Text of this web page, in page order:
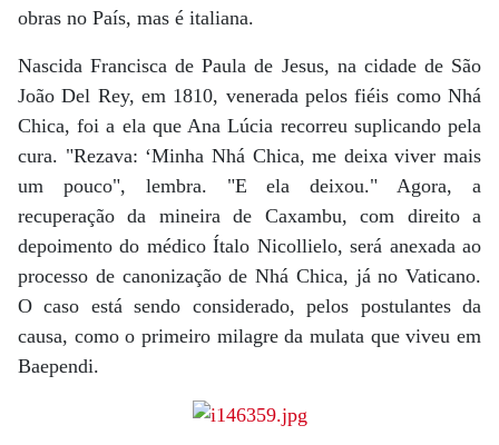
obras no País, mas é italiana.
Nascida Francisca de Paula de Jesus, na cidade de São
João Del Rey, em 1810, venerada pelos fiéis como Nhá
Chica, foi a ela que Ana Lúcia recorreu suplicando pela
cura. "Rezava: ‘Minha Nhá Chica, me deixa viver mais
um pouco", lembra. "E ela deixou." Agora, a
recuperação da mineira de Caxambu, com direito a
depoimento do médico Ítalo Nicollielo, será anexada ao
processo de canonização de Nhá Chica, já no Vaticano.
O caso está sendo considerado, pelos postulantes da
causa, como o primeiro milagre da mulata que viveu em
Baependi.